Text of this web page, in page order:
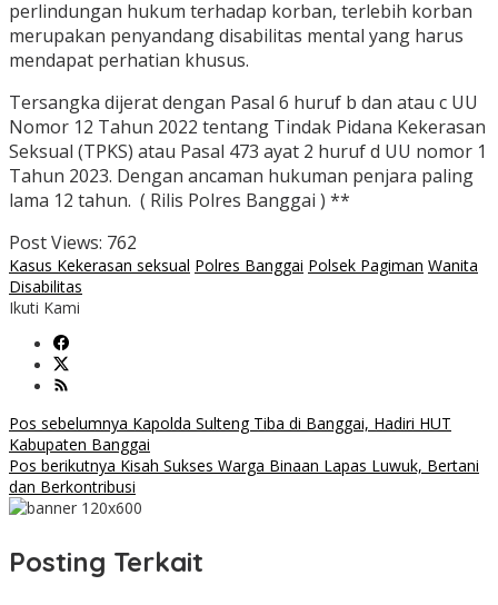
perlindungan hukum terhadap korban, terlebih korban
merupakan penyandang disabilitas mental yang harus
mendapat perhatian khusus.
Tersangka dijerat dengan Pasal 6 huruf b dan atau c UU
Nomor 12 Tahun 2022 tentang Tindak Pidana Kekerasan
Seksual (TPKS) atau Pasal 473 ayat 2 huruf d UU nomor 1
Tahun 2023. Dengan ancaman hukuman penjara paling
lama 12 tahun. ( Rilis Polres Banggai ) **
Post Views: 762
Kasus Kekerasan seksual Polres Banggai Polsek Pagiman Wanita
Disabilitas
Ikuti Kami
Navigasi
pos
Pos sebelumnya Kapolda Sulteng Tiba di Banggai, Hadiri HUT
Kabupaten Banggai
Pos berikutnya Kisah Sukses Warga Binaan Lapas Luwuk, Bertani
dan Berkontribusi
Posting Terkait